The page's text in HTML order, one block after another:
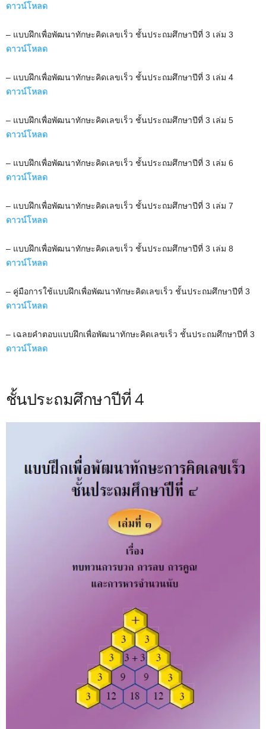
ดาวน์โหลด
– แบบฝึกเพื่อพัฒนาทักษะคิดเลขเร็ว ชั้นประถมศึกษาปีที่ 3 เล่ม 3
ดาวน์โหลด
– แบบฝึกเพื่อพัฒนาทักษะคิดเลขเร็ว ชั้นประถมศึกษาปีที่ 3 เล่ม 4
ดาวน์โหลด
– แบบฝึกเพื่อพัฒนาทักษะคิดเลขเร็ว ชั้นประถมศึกษาปีที่ 3 เล่ม 5
ดาวน์โหลด
– แบบฝึกเพื่อพัฒนาทักษะคิดเลขเร็ว ชั้นประถมศึกษาปีที่ 3 เล่ม 6
ดาวน์โหลด
– แบบฝึกเพื่อพัฒนาทักษะคิดเลขเร็ว ชั้นประถมศึกษาปีที่ 3 เล่ม 7
ดาวน์โหลด
– แบบฝึกเพื่อพัฒนาทักษะคิดเลขเร็ว ชั้นประถมศึกษาปีที่ 3 เล่ม 8
ดาวน์โหลด
– คู่มือการใช้แบบฝึกเพื่อพัฒนาทักษะคิดเลขเร็ว ชั้นประถมศึกษาปีที่ 3
ดาวน์โหลด
– เฉลยคำตอบแบบฝึกเพื่อพัฒนาทักษะคิดเลขเร็ว ชั้นประถมศึกษาปีที่ 3
ดาวน์โหลด
ชั้นประถมศึกษาปีที่ 4